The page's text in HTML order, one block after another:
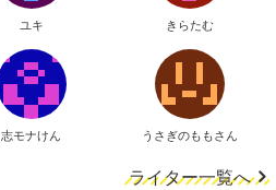
ユキ きらたむ
志モナけん うさぎのももさん
ライター一覧へ